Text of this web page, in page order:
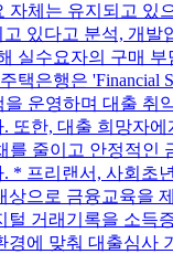
자체는 유지되고 있
있다고 분석, 개발
실수요자의 구매
택은행은 'Financial
을 운영하며 대출 취
또한, 대출 희망자에
를 줄이고 안정적인
* 프리랜서, 사회초
상으로 금융교육을
털 거래기록을 소득
경에 맞춰 대출심사